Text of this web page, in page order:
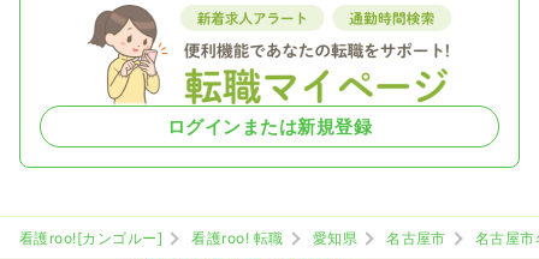
ログインまたは新規登録
看護roo![カンゴルー] 看護roo! 転職 愛知県 名古屋市
名古屋市